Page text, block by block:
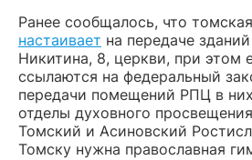
Ранее сообщалось, что
настаивает на передаче
Никитина, 8, церкви, при этом
ссылаются на федеральный
передачи помещений РПЦ в
отделы духовного
Томский и Асиновский
Томску нужна православная